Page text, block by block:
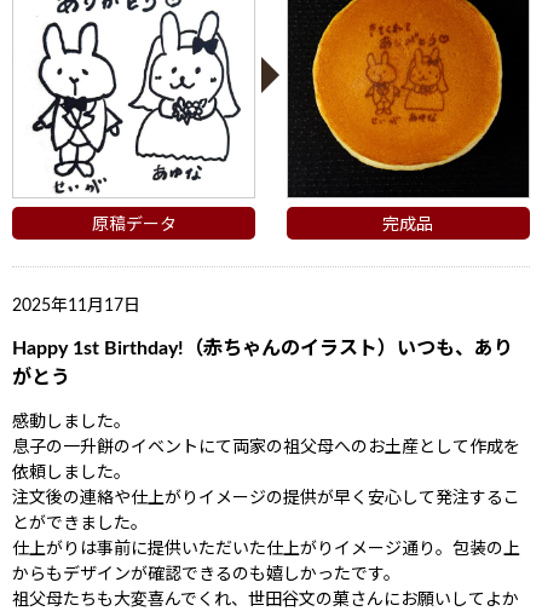
原稿データ 完成品
2025年11月17日
Happy 1st Birthday!（赤ちゃんのイラスト）いつも、あり
がとう
感動しました。
息子の一升餅のイベントにて両家の祖父母へのお土産として作成を
依頼しました。
注文後の連絡や仕上がりイメージの提供が早く安心して発注するこ
とができました。
仕上がりは事前に提供いただいた仕上がりイメージ通り。包装の上
からもデザインが確認できるのも嬉しかったです。
祖父母たちも大変喜んでくれ、世田谷文の菓さんにお願いしてよか